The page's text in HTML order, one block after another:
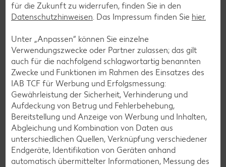
Wer auf Gluten verzichtet, muss nicht automatisch auf
Vielfalt und Geschmack verzichten. Ob süß oder herzhaft –
mit unseren glutenfreien Rezepten zauberst du dir Gerichte,
die nicht nur verträglich, sondern auch richtig lecker sind.
Rezepte entdecken
für die Zukunft zu widerrufen, finden Sie in den
Datenschutzhinweisen. Das Impressum finden Sie hier.
Unter „Anpassen“ können Sie einzelne
Verwendungszwecke oder Partner zulassen; das gilt
auch für die nachfolgend schlagwortartig benannten
Zwecke und Funktionen im Rahmen des Einsatzes des
IAB TCF für Werbung und Erfolgsmessung:
Gewährleistung der Sicherheit, Verhinderung und
Aufdeckung von Betrug und Fehlerbehebung,
Bereitstellung und Anzeige von Werbung und Inhalten,
Abgleichung und Kombination von Daten aus
unterschiedlichen Quellen, Verknüpfung verschiedener
Endgeräte, Identifikation von Geräten anhand
automatisch übermittelter Informationen, Messung des